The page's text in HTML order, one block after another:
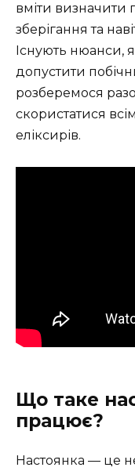
вміти визначити
зберігання та
Існують нюанси,
допустити
розберемося
скористатися
еліксирів.
Що таке
працює?
Настоянка — це